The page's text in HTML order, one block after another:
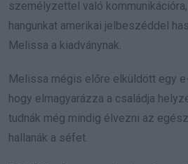
személyzettel való
hangunkat amerikai jelbeszéddel
Melissa a kiadványnak.
Melissa mégis előre elküldött egy
hogy elmagyarázza a családja
tudnák még mindig élvezni az
hallanák a séfet.